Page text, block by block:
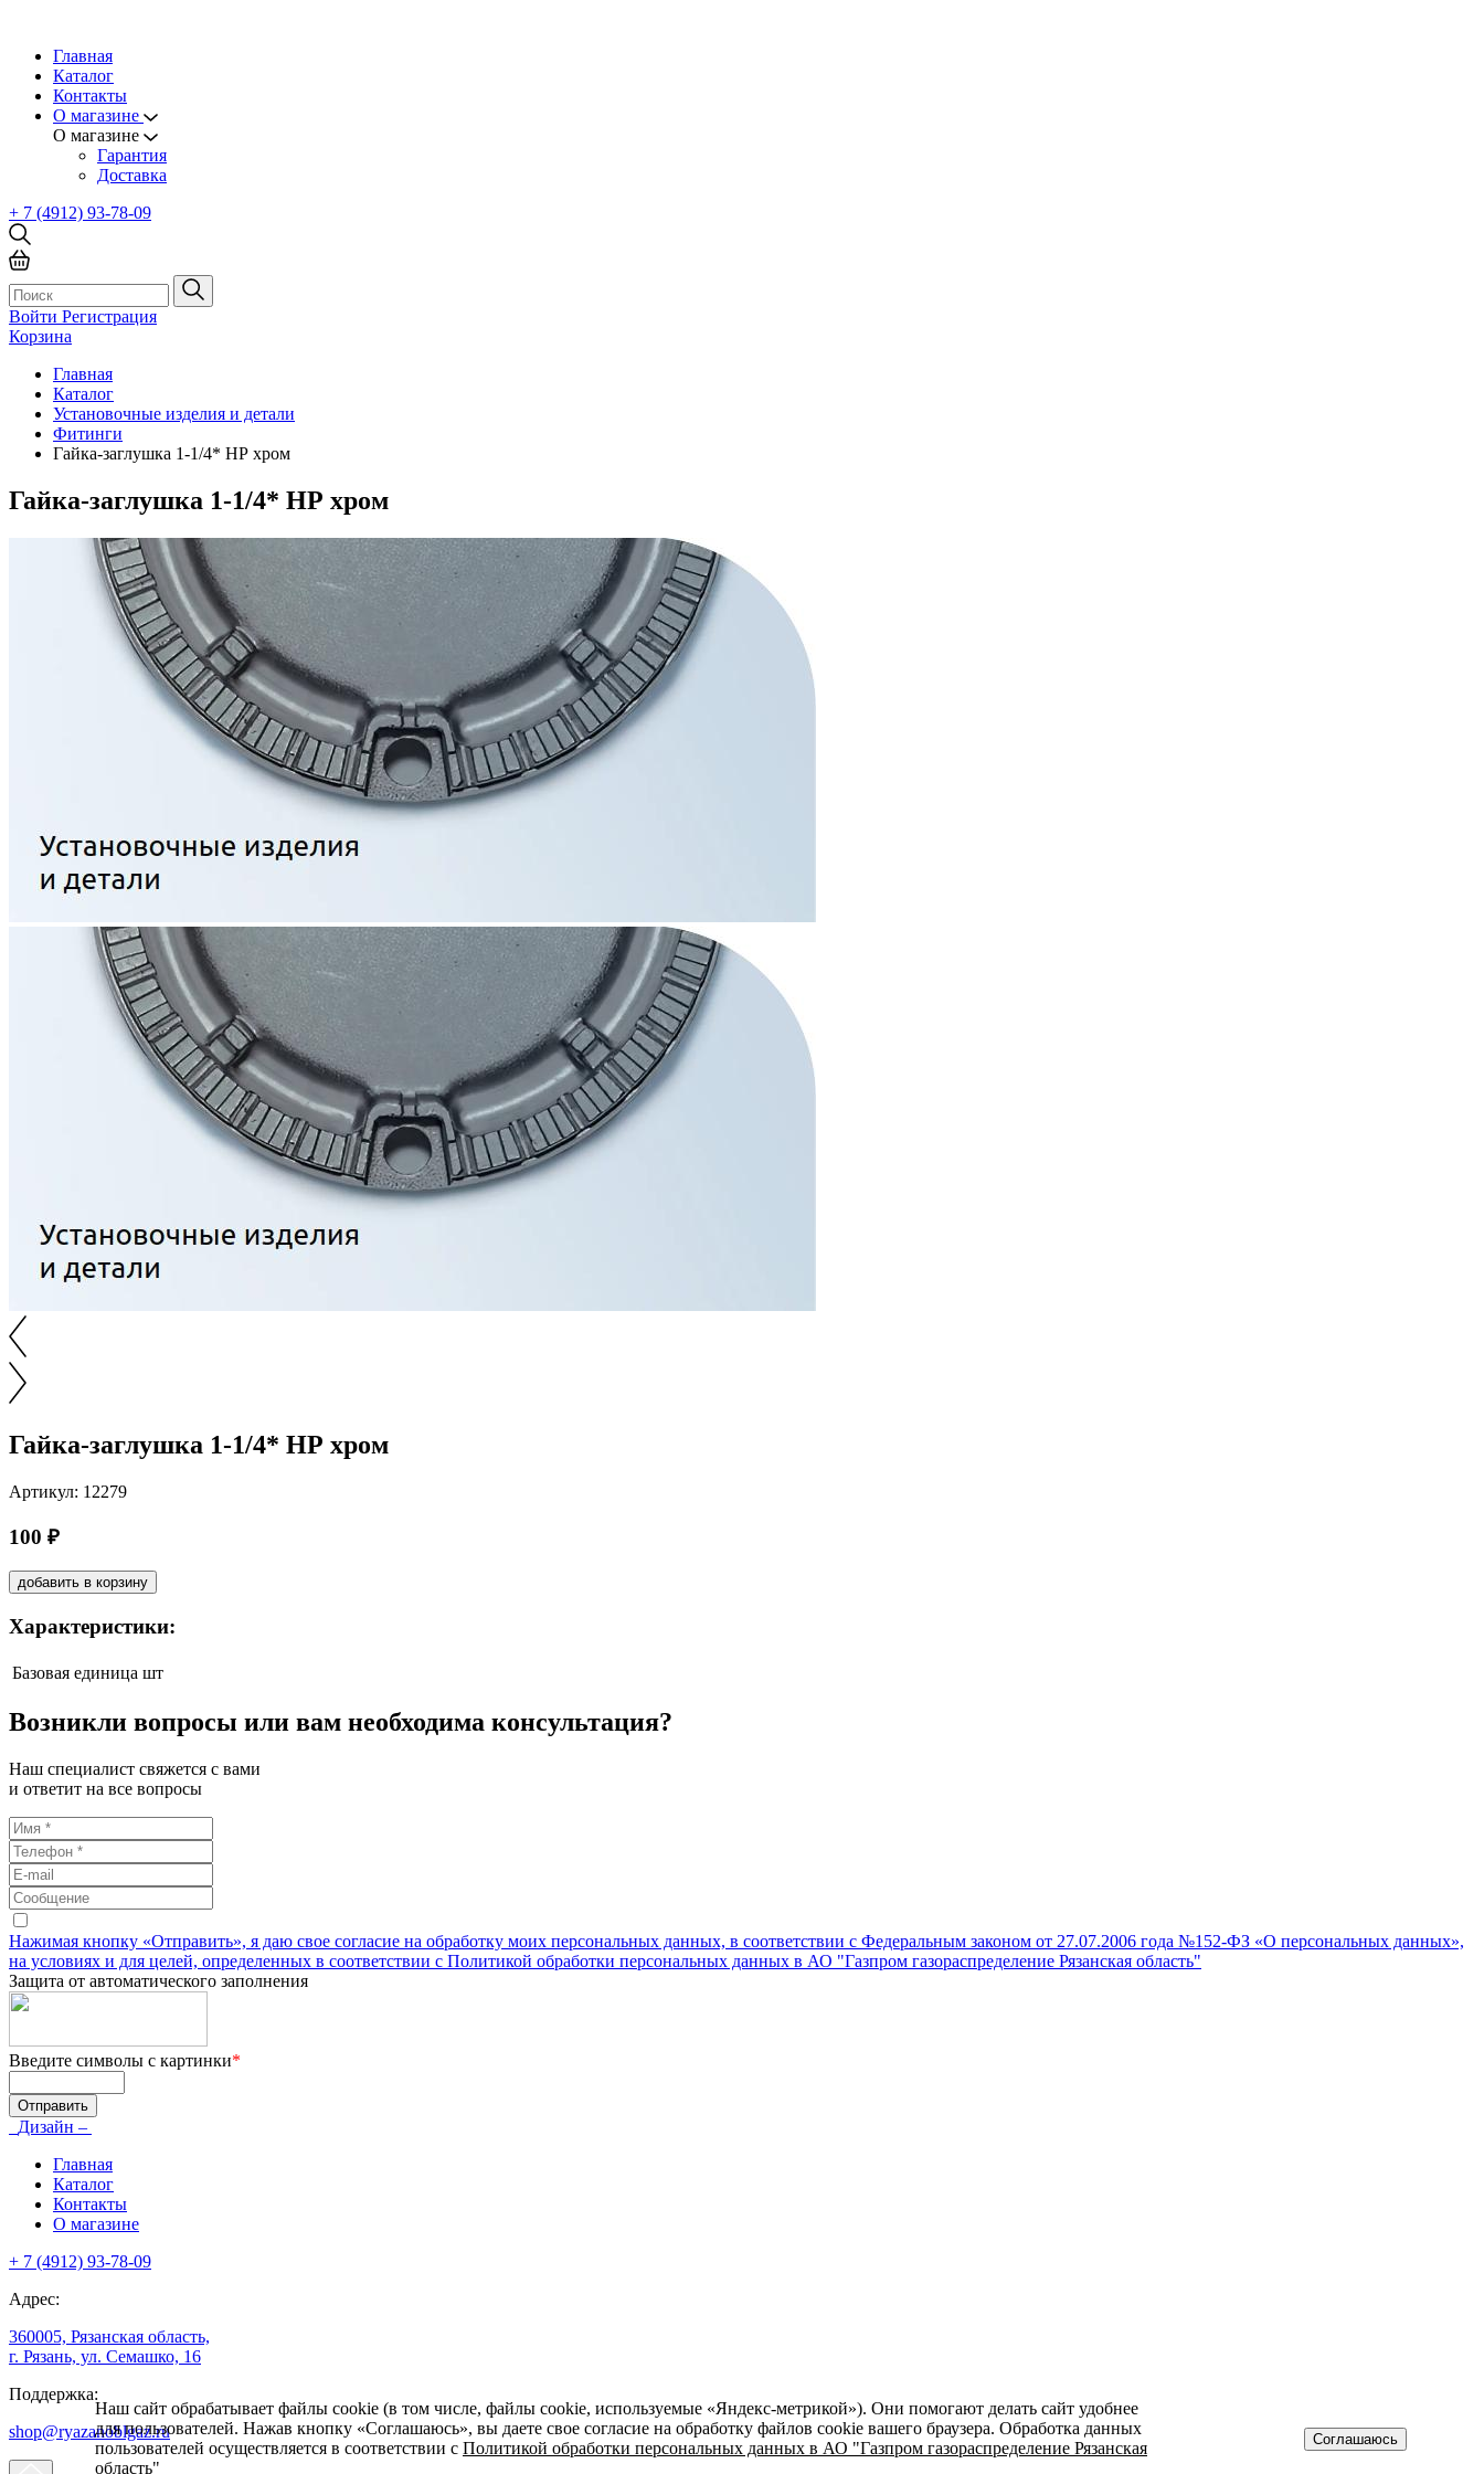
Главная
Каталог
Контакты
О магазине
О магазине
Гарантия
Доставка
+ 7 (4912) 93-78-09
Войти Регистрация
Корзина
Главная
Каталог
Установочные изделия и детали
Фитинги
Гайка-заглушка 1-1/4* НР хром
Гайка-заглушка 1-1/4* НР хром
Гайка-заглушка 1-1/4* НР хром
Артикул: 12279
100 ₽
добавить в корзину
Характеристики:
Базовая единица шт
Возникли вопросы или вам необходима консультация?
Наш специалист свяжется с вами
и ответит на все вопросы
Нажимая кнопку «Отправить», я даю свое согласие на обработку моих персональных данных, в соответствии с Федеральным законом от 27.07.2006 года №152-ФЗ «О персональных данных»,
на условиях и для целей, определенных в соответствии с Политикой обработки персональных данных в АО "Газпром газораспределение Рязанская область"
Защита от автоматического заполнения
Введите символы с картинки*
Дизайн –
Главная
Каталог
Контакты
О магазине
+ 7 (4912) 93-78-09
Адрес:
360005, Рязанская область,
г. Рязань, ул. Семашко, 16
Поддержка:
shop@ryazanoblgaz.ru
Наш сайт обрабатывает файлы cookie (в том числе, файлы cookie, используемые «Яндекс-метрикой»). Они помогают делать сайт удобнее
для пользователей. Нажав кнопку «Соглашаюсь», вы даете свое согласие на обработку файлов cookie вашего браузера. Обработка данных
пользователей осуществляется в соответствии с Политикой обработки персональных данных в АО "Газпром газораспределение Рязанская
область"
Соглашаюсь